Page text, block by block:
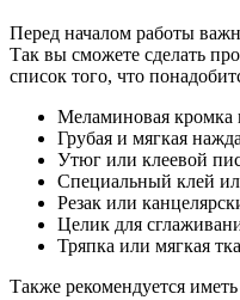
Перед началом работы
Так вы сможете сделать
список того, что
Меламиновая
Грубая и мягкая
Утюг или клеевой
Специальный клей
Резак или
Целик для
Тряпка или мягкая
Также рекомендуется